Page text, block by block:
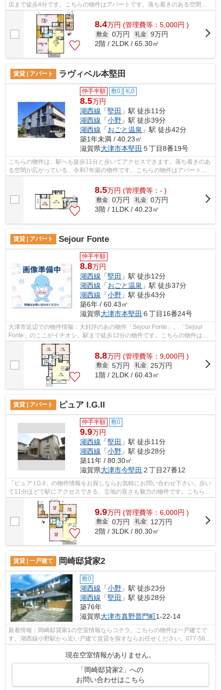
店まで徒歩4分です。こちらの物件はアパートです。落ち着きのある空間が
広がっている、2020年築の物件です...
8.4万円 (管理費等：5,000円 )
敷金 0万円 礼金 9万円
2階 / 2LDK / 65.30㎡
賃貸 | アパート ラヴィベル本堅田
仲手半額 敷0 礼0
8.5万円
湖西線 「堅田 」駅 徒歩11分
湖西線 「小野 」駅 徒歩39分
湖西線 「おごと温泉 」駅 徒歩42分
築1年未満 / 40.23㎡
滋賀県大津市本堅田 ５丁目8番19号
こちらの物件は、駅へも徒歩11分と歩いてアクセスできます。落ち着きのあ
る空間が広がっている、令和7年築の物件です。こちらの物件はアパートで
す。お出かけもスムーズに楽しめる大津...
8.5万円 (管理費等：- )
敷金 0万円 礼金 0万円
3階 / 1LDK / 40.23㎡
賃貸 | アパート Sejour Fonte
仲手半額
8.8万円
湖西線 「堅田 」駅 徒歩12分
湖西線 「おごと温泉 」駅 徒歩37分
湖西線 「小野 」駅 徒歩43分
築6年 / 60.43㎡
滋賀県大津市本堅田 ６丁目16番24号
大津市近辺での物件情報：大好評のあの物件「Sejour Fonte」。「Sejour
Fonte」のここがイチオシ。駅まで徒歩12分の物件です。こちらの物件はア
パートです。当社は大津市にある賃貸物...
8.8万円 (管理費等：9,000円 )
敷金 5万円 礼金
25万円
1階 / 2LDK / 60.43㎡
賃貸 | アパート ピュア I.G.II
仲手半額 敷0
9.9万円
湖西線 「堅田 」駅 徒歩11分
湖西線 「小野 」駅 徒歩28分
築11年 / 80.30㎡
滋賀県大津市今堅田 ２丁目27番12
「ピュア I.G.II」の物件情報をお探しならお気軽にお問い合わせ下さい。歩い
て11分ほどで駅にアクセスできる、立地の良さも魅力の物件です。こちらの
物件はアパートです。賃貸情報のこ...
9.9万円 (管理費等：6,000円 )
敷金 0万円 礼金
12万円
2階 / 3LDK / 80.30㎡
賃貸 | 一戸建て 岡崎邸貸家2
敷0
湖西線 「小野 」駅 徒歩23分
湖西線 「堅田 」駅 徒歩28分
築76年
滋賀県大津市真野普門町1-22-14
新着情報：岡崎邸貸家1の空室情報ならコチラ。こちらの物件は一戸建てで
す。湖西線小野駅から近い戸建て賃貸を探すならお任せください。077-569-
現在空室情報がありません。
「岡崎邸貸家2」への
お問い合わせはこちら